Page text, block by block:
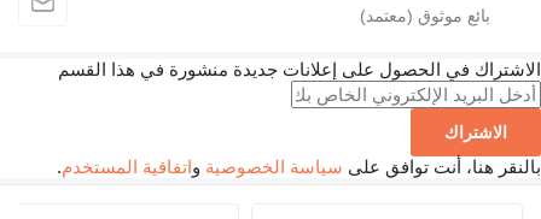
في الحصول على إعلانات جديدة منشورة في هذا القسم
الاشتراك
هنا، أنت توافق علىسياسة الخصوصيةواتفاقية المستخدم.